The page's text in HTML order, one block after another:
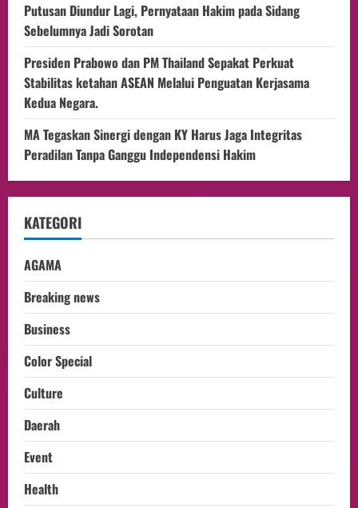
Putusan Diundur Lagi, Pernyataan Hakim pada Sidang
Sebelumnya Jadi Sorotan
Presiden Prabowo dan PM Thailand Sepakat Perkuat
Stabilitas ketahan ASEAN Melalui Penguatan Kerjasama
Kedua Negara.
MA Tegaskan Sinergi dengan KY Harus Jaga Integritas
Peradilan Tanpa Ganggu Independensi Hakim
KATEGORI
AGAMA
Breaking news
Business
Color Special
Culture
Daerah
Event
Health